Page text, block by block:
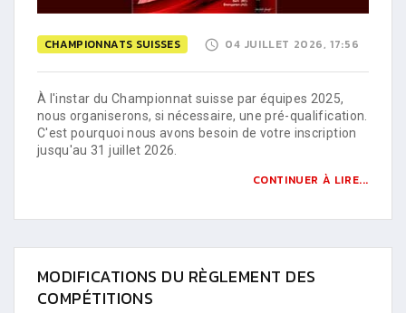
CHAMPIONNATS SUISSES 04 JUILLET 2026, 17:56
À l'instar du Championnat suisse par équipes 2025,
nous organiserons, si nécessaire, une pré-qualification.
C'est pourquoi nous avons besoin de votre inscription
jusqu'au 31 juillet 2026.
CONTINUER À LIRE...
MODIFICATIONS DU RÈGLEMENT DES
COMPÉTITIONS